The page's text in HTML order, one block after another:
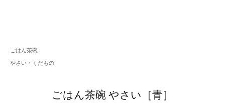
ごはん茶碗
やさい・くだもの
ごはん茶碗 やさい［青］